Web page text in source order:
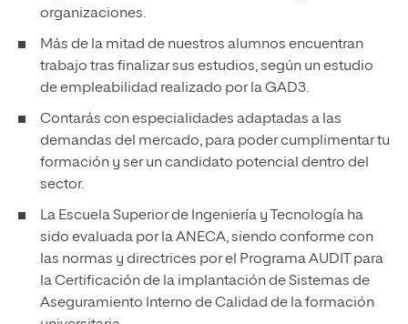
organizaciones.
Más de la mitad de nuestros alumnos encuentran
trabajo tras finalizar sus estudios, según un estudio
de empleabilidad realizado por la GAD3.
Contarás con especialidades adaptadas a las
demandas del mercado, para poder cumplimentar tu
formación y ser un candidato potencial dentro del
sector.
La Escuela Superior de Ingeniería y Tecnología ha
sido evaluada por la ANECA, siendo conforme con
las normas y directrices por el Programa AUDIT para
la Certificación de la implantación de Sistemas de
Aseguramiento Interno de Calidad de la formación